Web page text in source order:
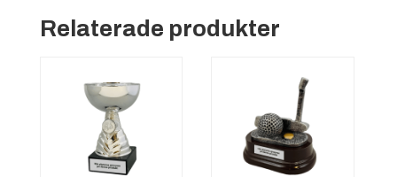
Relaterade produkter